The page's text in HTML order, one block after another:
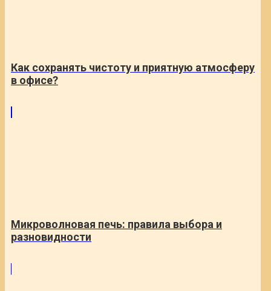
Как сохранять чистоту и приятную атмосферу
в офисе?
Микроволновая печь: правила выбора и
разновидности